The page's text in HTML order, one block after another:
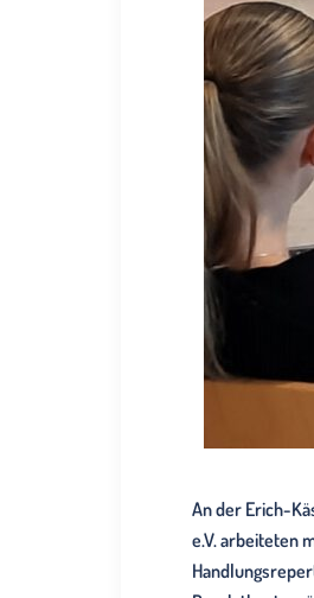
An der Erich-
e.V. arbeiteten